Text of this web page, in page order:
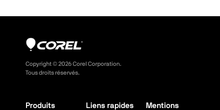
Copyright © 2026Corel Corporation.
Tous droits réservés.
Produits Liens rapides
Mentions